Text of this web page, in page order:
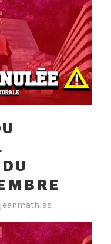
jeanmathias